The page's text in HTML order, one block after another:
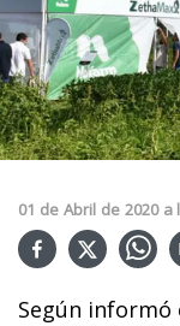
01 de Abril de 2020 a
Según informó